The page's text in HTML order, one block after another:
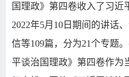
国理政》第四卷收入了习近
2022年5月 10 日期间的讲话
信等109篇，分为21个专题
平谈治国理政》第四卷作为